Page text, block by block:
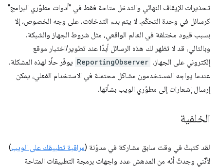
تحذيرات الإيقاف النهائي والتدخل متاحة فقط في "أدوات مطوّري البرامج"
كرسائل في وحدة التحكّم. لا يتم بدء التدخلات، على وجه الخصوص، إلا
بسبب قيود مختلفة في العالم الواقعي، مثل شروط الجهاز والشبكة.
وبالتالي، قد لا تظهر لك هذه الرسائل أبدًا عند تطوير/اختبار موقع
إلكتروني على الجهاز. ReportingObserver يوفّر حلًا لهذه المشكلة.
عندما يواجه المستخدمون مشاكل محتملة في الاستخدام الفعلي، يمكن
إرسال إشعارات إلى مطوّري الويب بشأنها.
الخلفية
لقد كتبتُ في وقت سابق مشاركة في مدوّنة (مراقبة تطبيقك على الويب)
لأنّني وجدتُ أنّه من المدهش عدد واجهات برمجة التطبيقات المتاحة